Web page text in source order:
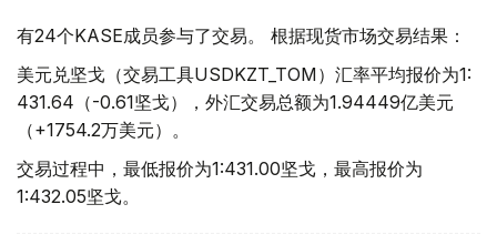
有24个KASE成员参与了交易。 根据现货市场交易结果：
美元兑坚戈（交易工具USDKZT_TOM）汇率平均报价为1:
431.64（-0.61坚戈），外汇交易总额为1.94449亿美元
（+1754.2万美元）。
交易过程中，最低报价为1:431.00坚戈，最高报价为
1:432.05坚戈。